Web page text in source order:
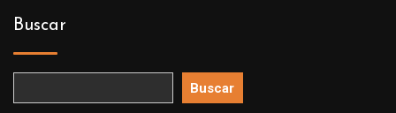
Buscar
Buscar